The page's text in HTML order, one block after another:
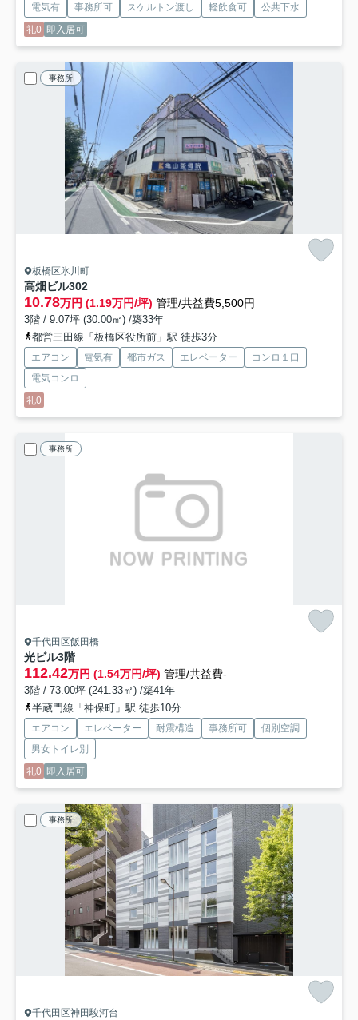
電気有 事務所可 スケルトン渡し 軽飲食可
公共下水
礼0 即入居可
事務所
板橋区氷川町
高畑ビル302
10.78万円 (1.19万円/坪) 管理/共益費5,500円
3階 / 9.07坪 (30.00㎡) /築33年
都営三田線「板橋区役所前」駅 徒歩3分
エアコン 電気有 都市ガス エレベーター
コンロ１口
電気コンロ
礼0
事務所
千代田区飯田橋
光ビル3階
112.42万円 (1.54万円/坪) 管理/共益費-
3階 / 73.00坪 (241.33㎡) /築41年
半蔵門線「神保町」駅 徒歩10分
エアコン エレベーター 耐震構造 事務所可
個別空調
男女トイレ別
礼0 即入居可
事務所
千代田区神田駿河台